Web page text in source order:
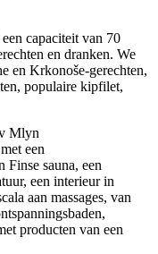
capaciteit van 70
en dranken. We
en Krkonoše-gerechten,
populaire kipfilet,
Mlyn
een
Finse sauna, een
een interieur in
aan massages, van
producten van een